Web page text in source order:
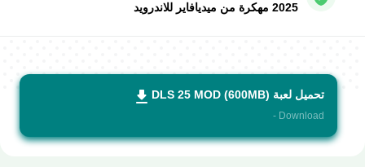
2025 مهكرة من ميديافاير للاندرويد
تحميل لعبة DLS 25 MOD (600MB)
Download -